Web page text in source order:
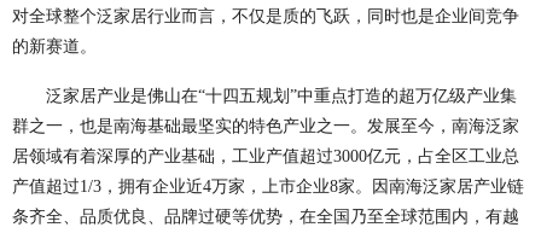
对全球整个泛家居行业而言，不仅是质的飞跃，同时也是企业间竞争
的新赛道。
泛家居产业是佛山在“十四五规划”中重点打造的超万亿级产业集
群之一，也是南海基础最坚实的特色产业之一。发展至今，南海泛家
居领域有着深厚的产业基础，工业产值超过3000亿元，占全区工业总
产值超过1/3，拥有企业近4万家，上市企业8家。因南海泛家居产业链
条齐全、品质优良、品牌过硬等优势，在全国乃至全球范围内，有越